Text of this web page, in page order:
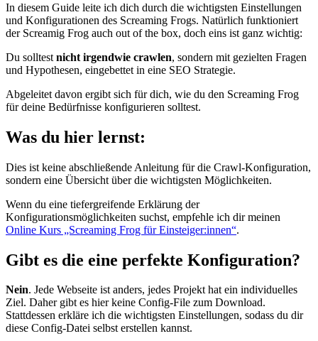
In diesem Guide leite ich dich durch die wichtigsten Einstellungen
und Konfigurationen des Screaming Frogs. Natürlich funktioniert
der Screamig Frog auch out of the box, doch eins ist ganz wichtig:
Du solltest nicht irgendwie crawlen, sondern mit gezielten Fragen
und Hypothesen, eingebettet in eine SEO Strategie.
Abgeleitet davon ergibt sich für dich, wie du den Screaming Frog
für deine Bedürfnisse konfigurieren solltest.
Was du hier lernst:
Dies ist keine abschließende Anleitung für die Crawl-Konfiguration,
sondern eine Übersicht über die wichtigsten Möglichkeiten.
Wenn du eine tiefergreifende Erklärung der
Konfigurationsmöglichkeiten suchst, empfehle ich dir meinen
Online Kurs „Screaming Frog für Einsteiger:innen“.
Gibt es die eine perfekte Konfiguration?
Nein. Jede Webseite ist anders, jedes Projekt hat ein individuelles
Ziel. Daher gibt es hier keine Config-File zum Download.
Stattdessen erkläre ich die wichtigsten Einstellungen, sodass du dir
diese Config-Datei selbst erstellen kannst.